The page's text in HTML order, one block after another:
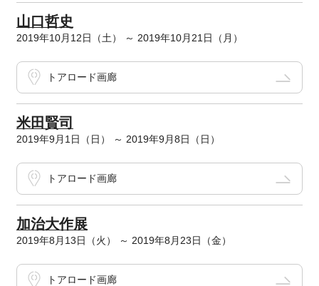
山口哲史
2019年10月12日（土） ～ 2019年10月21日（月）
トアロード画廊
米田賢司
2019年9月1日（日） ～ 2019年9月8日（日）
トアロード画廊
加治大作展
2019年8月13日（火） ～ 2019年8月23日（金）
トアロード画廊